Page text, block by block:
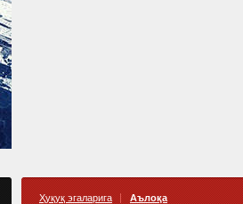
Ҳуқуқ эгаларига Аълоқа